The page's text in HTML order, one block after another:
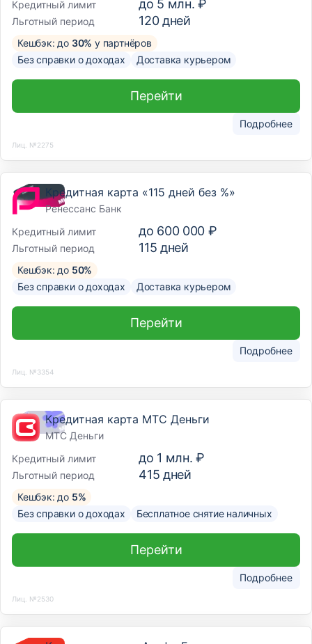
Кредитный лимит
до 5 млн. ₽
Льготный период 120дней
Кешбэк: до 30% у партнёров
Без справки о доходах
Доставка курьером
Подробнее
Перейти
Лиц. №2275
Кредитная карта «115 дней без %»
Ренессанс Банк
Кредитный лимит
до 600 000 ₽
Льготный период 115 дней
Кешбэк: до 50%
Без справки о доходах
Доставка курьером
Подробнее
Перейти
Лиц. №3354
Кредитная карта МТС Деньги
МТС Деньги
Кредитный лимит
до 1 млн. ₽
Льготный период 415 дней
Кешбэк: до 5%
Без справки о доходах
Бесплатное снятие наличных
Подробнее
Перейти
Лиц. №2530